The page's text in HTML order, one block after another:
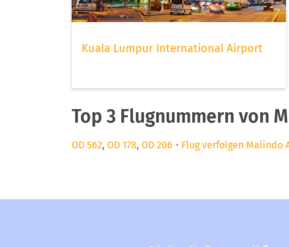
Kuala Lumpur International Airport
Top 3 Flugnummern von
OD 562, OD 178, OD 206 - Flug verfolgen Malindo